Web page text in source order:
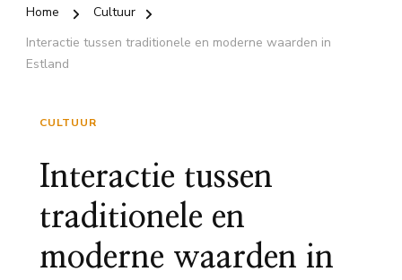
Home
Cultuur
Interactie tussen traditionele en moderne waarden in
Estland
CULTUUR
Interactie tussen
traditionele en
moderne waarden in